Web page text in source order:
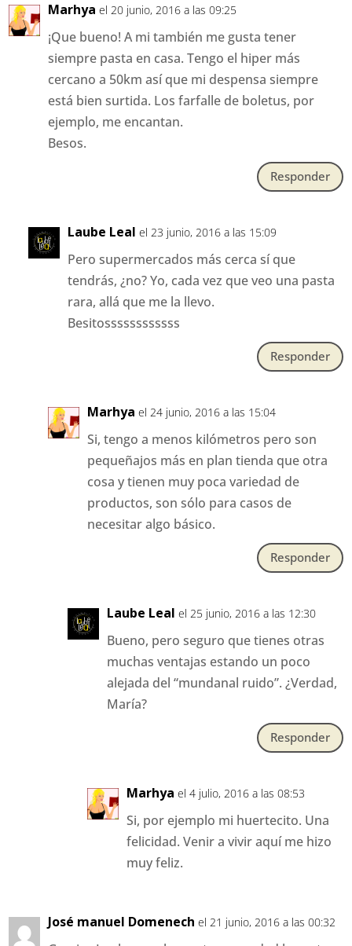
Marhya el 20 junio, 2016 a las 09:25
¡Que bueno! A mi también me gusta tener
siempre pasta en casa. Tengo el hiper más
cercano a 50km así que mi despensa siempre
está bien surtida. Los farfalle de boletus, por
ejemplo, me encantan.
Besos.
Responder
Laube Leal el 23 junio, 2016 a las 15:09
Pero supermercados más cerca sí que
tendrás, ¿no? Yo, cada vez que veo una pasta
rara, allá que me la llevo.
Besitossssssssssss
Responder
Marhya el 24 junio, 2016 a las 15:04
Si, tengo a menos kilómetros pero son
pequeñajos más en plan tienda que otra
cosa y tienen muy poca variedad de
productos, son sólo para casos de
necesitar algo básico.
Responder
Laube Leal el 25 junio, 2016 a las 12:30
Bueno, pero seguro que tienes otras
muchas ventajas estando un poco
alejada del “mundanal ruido”. ¿Verdad,
María?
Responder
Marhya el 4 julio, 2016 a las 08:53
Si, por ejemplo mi huertecito. Una
felicidad. Venir a vivir aquí me hizo
muy feliz.
José manuel Domenech el 21 junio, 2016 a las 00:32